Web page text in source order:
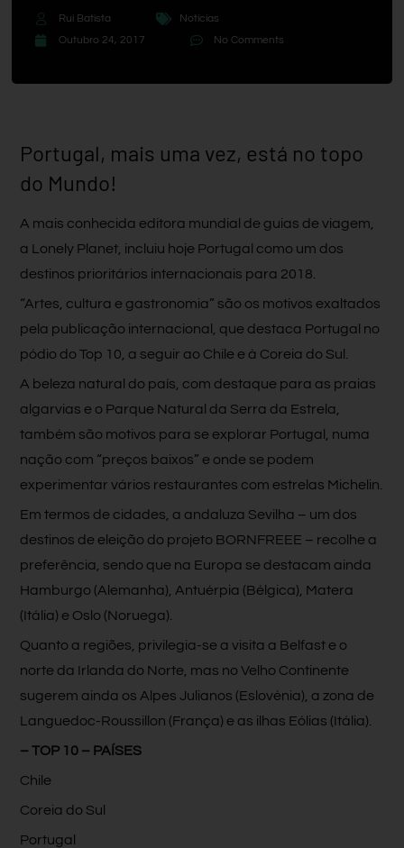
Rui Batista
Notícias
Outubro 24, 2017
No Comments
Portugal, mais uma vez, está no topo
do Mundo!
A mais conhecida editora mundial de guias de viagem,
a Lonely Planet, incluiu hoje Portugal como um dos
destinos prioritários internacionais para 2018.
“Artes, cultura e gastronomia” são os motivos exaltados
pela publicação internacional, que destaca Portugal no
pódio do Top 10, a seguir ao Chile e à Coreia do Sul.
A beleza natural do país, com destaque para as praias
algarvias e o Parque Natural da Serra da Estrela,
também são motivos para se explorar Portugal, numa
nação com “preços baixos” e onde se podem
experimentar vários restaurantes com estrelas Michelin.
Em termos de cidades, a andaluza Sevilha – um dos
destinos de eleição do projeto BORNFREEE – recolhe a
preferência, sendo que na Europa se destacam ainda
Hamburgo (Alemanha), Antuérpia (Bélgica), Matera
(Itália) e Oslo (Noruega).
Quanto a regiões, privilegia-se a visita a Belfast e o
norte da Irlanda do Norte, mas no Velho Continente
sugerem ainda os Alpes Julianos (Eslovénia), a zona de
Languedoc-Roussillon (França) e as ilhas Eólias (Itália).
– TOP 10 – PAÍSES
Chile
Coreia do Sul
Portugal